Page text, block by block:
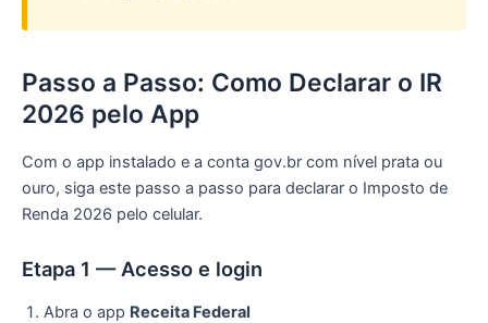
Passo a Passo: Como Declarar o IR
2026 pelo App
Com o app instalado e a conta gov.br com nível prata ou
ouro, siga este passo a passo para declarar o Imposto de
Renda 2026 pelo celular.
Etapa 1 — Acesso e login
Abra o app Receita Federal